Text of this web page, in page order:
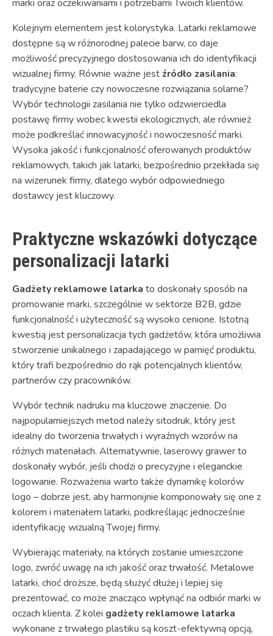
marki oraz oczekiwaniami i potrzebami Twoich klientów.
Kolejnym elementem jest kolorystyka. Latarki reklamowe
dostępne są w różnorodnej palecie barw, co daje
możliwość precyzyjnego dostosowania ich do identyfikacji
wizualnej firmy. Równie ważne jestźródło zasilania:
tradycyjne baterie czy nowoczesne rozwiązania solarne?
Wybór technologii zasilania nie tylko odzwierciedla
postawę firmy wobec kwestii ekologicznych, ale również
może podkreślać innowacyjność i nowoczesność marki.
Wysoka jakość i funkcjonalność oferowanych produktów
reklamowych, takich jak latarki, bezpośrednio przekłada się
na wizerunek firmy, dlatego wybór odpowiedniego
dostawcy jest kluczowy.
Praktyczne wskazówki dotyczące
personalizacji latarki
Gadżety reklamowe latarka to doskonały sposób na
promowanie marki, szczególnie w sektorze B2B, gdzie
funkcjonalność i użyteczność są wysoko cenione. Istotną
kwestią jest personalizacja tych gadżetów, która umożliwia
stworzenie unikalnego i zapadającego w pamięć produktu,
który trafi bezpośrednio do rąk potencjalnych klientów,
partnerów czy pracowników.
Wybór technik nadruku ma kluczowe znaczenie. Do
najpopularniejszych metod należy sitodruk, który jest
idealny do tworzenia trwałych i wyraźnych wzorów na
różnych materiałach. Alternatywnie, laserowy grawer to
doskonały wybór, jeśli chodzi o precyzyjne i eleganckie
logowanie. Rozważenia warto także dynamikę kolorów
logo – dobrze jest, aby harmonijnie komponowały się one z
kolorem i materiałem latarki, podkreślając jednocześnie
identyfikację wizualną Twojej firmy.
Wybierając materiały, na których zostanie umieszczone
logo, zwróć uwagę na ich jakość oraz trwałość. Metalowe
latarki, choć droższe, będą służyć dłużej i lepiej się
prezentować, co może znacząco wpłynąć na odbiór marki w
oczach klienta. Z kolei gadżety reklamowe latarka
wykonane z trwałego plastiku są koszt-efektywną opcją,